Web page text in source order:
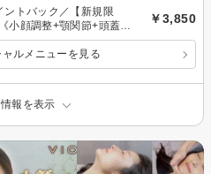
トバック／【新規限
小顔調整+顎関節+頭蓋骨
常13200円
￥3,850
ルメニューを見る
報を表示